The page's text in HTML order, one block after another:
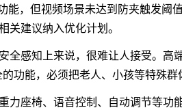
能，但视频场景未达到防夹触发阈
建议纳入优化计划。
全感知上来说，很难让人接受。高
功能，必须把老人、小孩等特殊群
力座椅、语音控制、自动调节等功